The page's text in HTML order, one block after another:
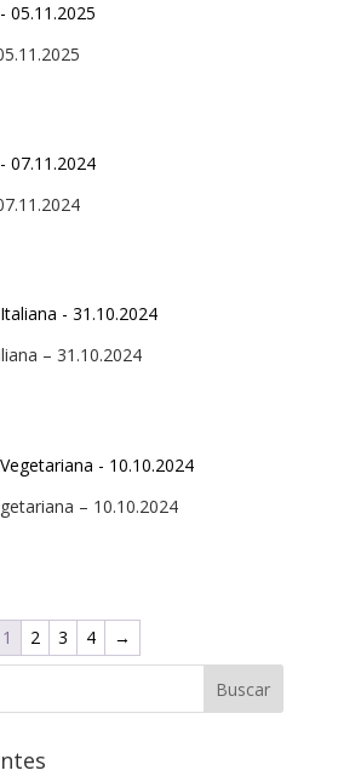
– 31.10.2024
– 10.10.2024
1 2 3 4 →